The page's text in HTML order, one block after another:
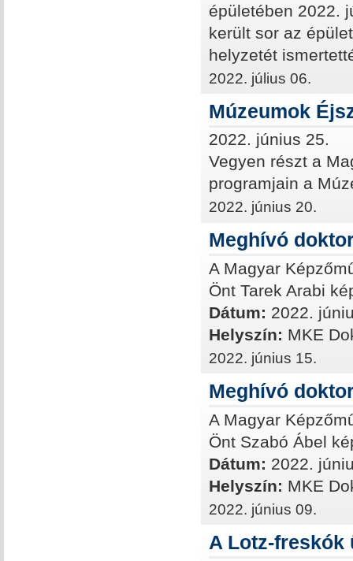
épületében 2022.
került sor az
helyzetét
2022. július 06.
Múzeumok
2022. június 25.
Vegyen részt a
programjain a
2022. június 20.
Meghívó
A Magyar
Önt Tarek Arabi
Dátum: 2022.
Helyszín: MKE
2022. június 15.
Meghívó
A Magyar
Önt Szabó Ábel
Dátum: 2022.
Helyszín: MKE
2022. június 09.
A Lotz-freskók